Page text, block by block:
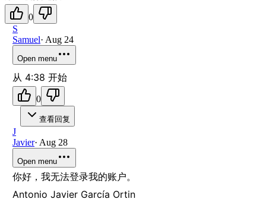
0
S
Samuel· Aug 24
Open menu
从 4:38 开始
0
查看回复
J
Javier· Aug 28
Open menu
你好，我无法登录我的账户。
Antonio Javier García Ortin